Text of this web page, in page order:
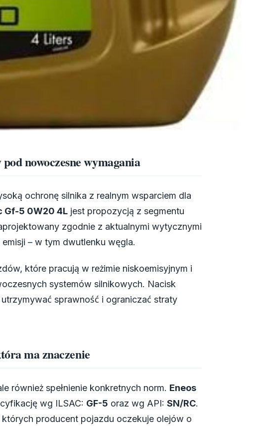
nowoczesne wymagania
ochronę silnika z realnym wsparciem dla
Gf-5 0W20 4L jest propozycją z segmentu
zgodnie z aktualnymi wytycznymi
– w tym dwutlenku węgla.
które pracują w reżimie niskoemisyjnym i
systemów silnikowych. Nacisk
sprawność i ograniczać straty
ma znaczenie
również spełnienie konkretnych norm. Eneos
wg ILSAC: GF-5 oraz wg API: SN/RC.
producent pojazdu oczekuje olejów o